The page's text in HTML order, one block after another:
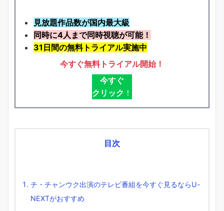
見放題作品数が国内最大級
同時に4人まで同時視聴が可能！
31日間の無料トライアル実施中
今すぐ無料トライアル開始！
今すぐ
クリック ！
目次
チ・チャンウク出演のテレビ番組を今すぐ見るならU-
NEXTがおすすめ